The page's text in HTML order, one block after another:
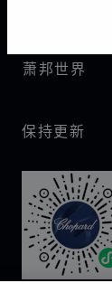
萧邦世界
保持更新